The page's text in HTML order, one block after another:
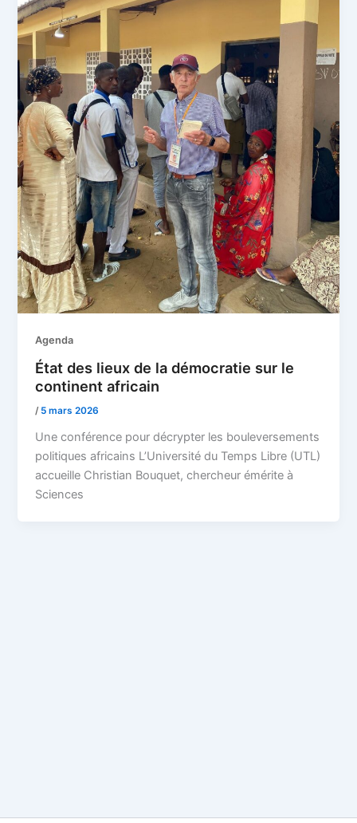
Agenda
État des lieux de la démocratie sur le
continent africain
/ 5 mars 2026
Une conférence pour décrypter les bouleversements
politiques africains L’Université du Temps Libre (UTL)
accueille Christian Bouquet, chercheur émérite à
Sciences